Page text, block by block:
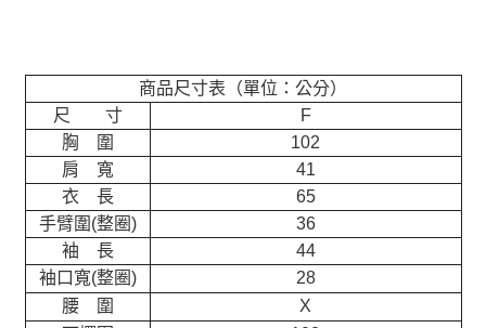
商品尺寸表（單位：公分）
尺 寸
F
胸 圍
102
肩 寬
41
衣 長
65
手臂圍(整圈)
36
袖 長
44
袖口寬(整圈)
28
腰 圍
X